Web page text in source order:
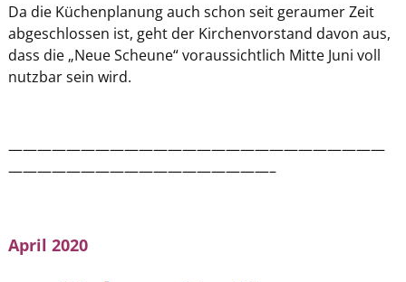
Da die Küchenplanung auch schon seit geraumer Zeit
abgeschlossen ist, geht der Kirchenvorstand davon aus,
dass die „Neue Scheune“ voraussichtlich Mitte Juni voll
nutzbar sein wird.
——————————————————————————
——————————————————–
April 2020